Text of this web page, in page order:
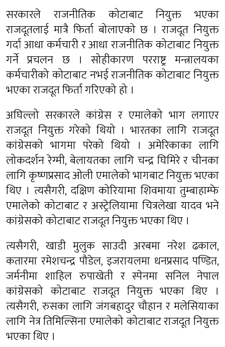
सरकारले राजनीतिक कोटाबाट नियुक्त भएका
राजदूतलाई मात्रै फिर्ता बोलाएको छ । राजदूत नियुक्त
गर्दा आधा कर्मचारी र आधा राजनीतिक कोटाबाट नियुक्त
गर्ने प्रचलन छ । सोहीकारण परराष्ट्र मन्त्रालयका
कर्मचारीको कोटाबाट नभई राजनीतिक कोटाबाट नियुक्त
भएका राजदूत फिर्ता गरिएको हो ।
अघिल्लो सरकारले कांग्रेस र एमालेको भाग लगाएर
राजदूत नियुक्त गरेको थियो । भारतका लागि राजदूत
कांग्रेसको भागमा परेको थियो । अमेरिकाका लागि
लोकदर्शन रेग्मी, बेलायतका लागि चन्द्र घिमिरे र चीनका
लागि कृष्णप्रसाद ओली एमालेको भागबाट नियुक्त भएका
थिए । त्यसैगरी, दक्षिण कोरियामा शिवमाया तुम्बाहाम्फे
एमालेको कोटाबाट र अस्ट्रेलियामा चित्रलेखा यादव भने
कांग्रेसको कोटाबाट राजदूत नियुक्त भएका थिए ।
त्यसैगरी, खाडी मुलुक साउदी अरबमा नरेश ढकाल,
कतारमा रमेशचन्द्र पौडेल, इजरायलमा धनप्रसाद पण्डित,
जर्मनीमा शाहिल रुपाखेती र स्पेनमा सनिल नेपाल
कांग्रेसको कोटाबाट राजदूत नियुक्त भएका थिए ।
त्यसैगरी, रुसका लागि जंगबहादुर चौहान र मलेसियाका
लागि नेत्र तिमिल्सिना एमालेको कोटाबाट राजदूत नियुक्त
भएका थिए ।